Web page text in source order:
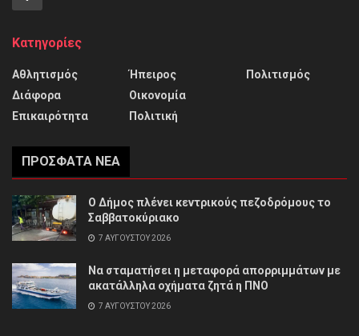
Κατηγορίες
Αθλητισμός
Διάφορα
Επικαιρότητα
Ήπειρος
Οικονομία
Πολιτική
Πολιτισμός
ΠΡΌΣΦΑΤΑ ΝΈΑ
Ο Δήμος πλένει κεντρικούς πεζοδρόμους το
Σαββατοκύριακο
7 ΑΥΓΟΎΣΤΟΥ 2026
Να σταματήσει η μεταφορά απορριμμάτων με
ακατάλληλα οχήματα ζητά η ΠΝΟ
7 ΑΥΓΟΎΣΤΟΥ 2026